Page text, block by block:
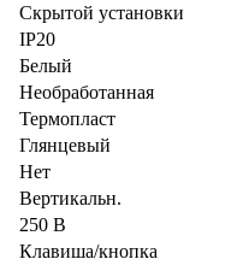
Скрытой установки
IP20
Белый
Необработанная
Термопласт
Глянцевый
Нет
Вертикальн.
250 В
Клавиша/кнопка